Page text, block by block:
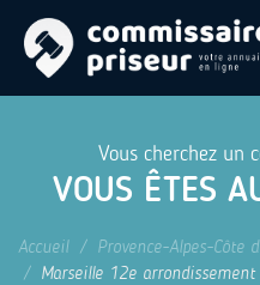
Vous cherchez un
VOUS ÊTES
Accueil Provence-Alpes-Côte
Marseille 12e arrondissement